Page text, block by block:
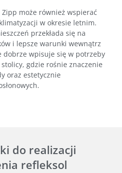
może również wspierać
w okresie letnim.
przekłada się na
i lepsze warunki wewnątrz
dobrze wpisuje się w potrzeby
gdzie rośnie znaczenie
oraz estetycznie
do realizacji
refleksol